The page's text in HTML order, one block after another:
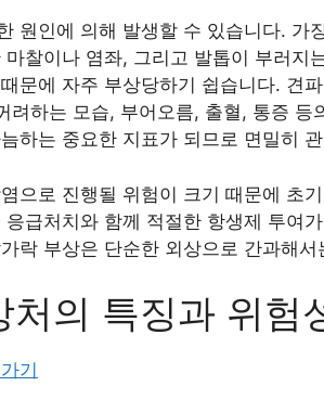
원인에 의해 발생할 수 있습니다. 가
찰이나 염좌, 그리고 발톱이 부러지
문에 자주 부상당하기 쉽습니다. 견
려하는 모습, 부어오름, 출혈, 통증
하는 중요한 지표가 되므로 면밀히
으로 진행될 위험이 크기 때문에 초
급처치와 함께 적절한 항생제 투여
락 부상은 단순한 외상으로 간과해
의 특징과 위험
기